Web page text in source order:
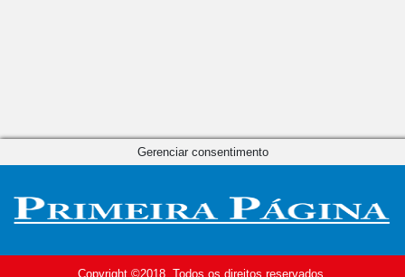
Copyright ©2018. Todos os direitos reservados.
Gerenciar consentimento